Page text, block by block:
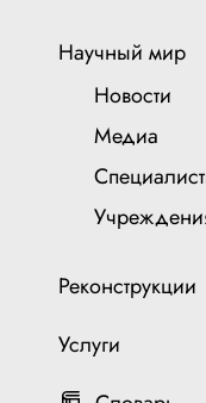
Научный мир
Новости
Медиа
Реконструкции
Услуги